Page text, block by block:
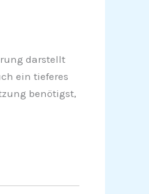
darstellt
ein tieferes
benötigst,